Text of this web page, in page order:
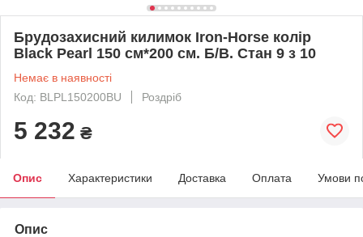
Брудозахисний килимок Iron-Horse колір
Black Pearl 150 см*200 см. Б/В. Стан 9 з 10
Немає в наявності
Код: BLPL150200BU
Роздріб
5 232 ₴
Опис Характеристики Доставка Оплата Умови
Опис